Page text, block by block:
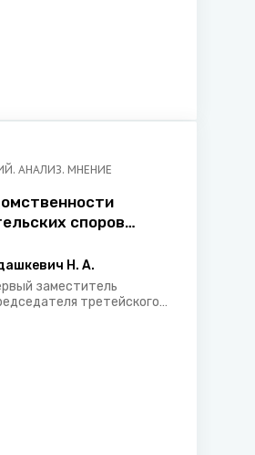
АНАЛИЗ. МНЕНИЕ
споров
Н. А.
заместитель
третейского